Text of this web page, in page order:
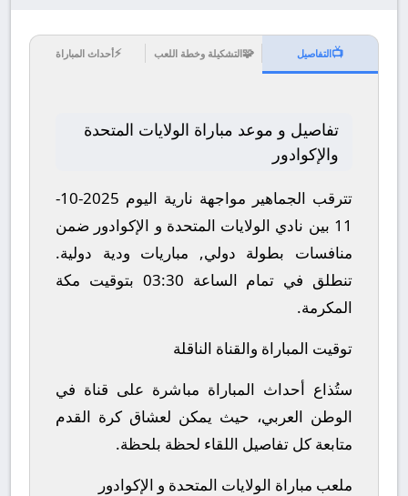
📺التفاصيل 🧩التشكيلة وخطة اللعب ⚡أحداث المباراة
تفاصيل و موعد مباراة الولايات المتحدة
والإكوادور
تترقب الجماهير مواجهة نارية اليوم 2025-10-
11 بين نادي الولايات المتحدة و الإكوادور ضمن
منافسات بطولة دولي, مباريات ودية دولية.
تنطلق في تمام الساعة 03:30 بتوقيت مكة
المكرمة.
توقيت المباراة والقناة الناقلة
ستُذاع أحداث المباراة مباشرة على قناة في
الوطن العربي، حيث يمكن لعشاق كرة القدم
متابعة كل تفاصيل اللقاء لحظة بلحظة.
ملعب مباراة الولايات المتحدة و الإكوادور